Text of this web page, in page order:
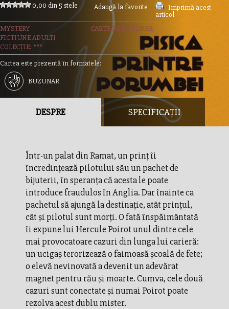
0,00 din 5 stele Adaugă la favorite
Imprimă acest
articol
MYSTERY
CARTE DE BUZUNAR
FICTIUNE ADULTI
COLECȚIE: ***
Cartea este prezentă în formatele:
BUZUNAR
DESPRE SPECIFICAȚII
Într-un palat din Ramat, un prinţ îi
încredinţează pilotului său un pachet de
bijuterii, în speranţa că acesta le poate
introduce fraudulos în Anglia. Dar înainte ca
pachetul să ajungă la destinaţie, atât prinţul,
cât şi pilotul sunt morţi. O fată înspăimântată
îi expune lui Hercule Poirot unul dintre cele
mai provocatoare cazuri din lunga lui carieră:
un ucigaş terorizează o faimoasă şcoală de fete;
o elevă nevinovată a devenit un adevărat
magnet pentru rău şi moarte. Cumva, cele două
cazuri sunt conectate şi numai Poirot poate
rezolva acest dublu mister.